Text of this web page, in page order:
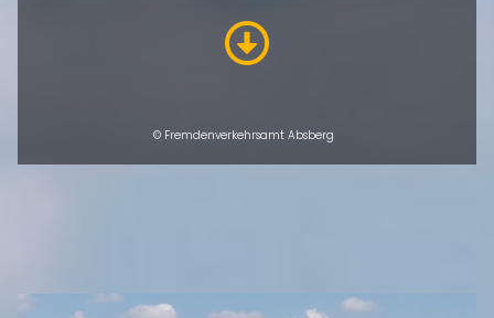
© Fremdenverkehrsamt Absberg